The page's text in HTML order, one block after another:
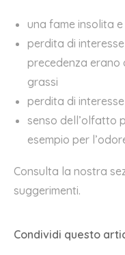
una fame insolita
perdita di
precedenza erano
grassi
perdita di
senso dell’olfatto
esempio per
Consulta la nostra
suggerimenti.
Condividi questo